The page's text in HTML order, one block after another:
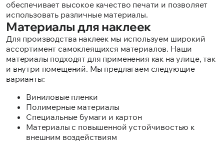
обеспечивает высокое качество печати и позволяет
использовать различные материалы.
Материалы для наклеек
Для производства наклеек мы используем широкий
ассортимент самоклеящихся материалов. Наши
материалы подходят для применения как на улице, так
и внутри помещений. Мы предлагаем следующие
варианты:
Виниловые пленки
Полимерные материалы
Специальные бумаги и картон
Материалы с повышенной устойчивостью к
внешним воздействиям